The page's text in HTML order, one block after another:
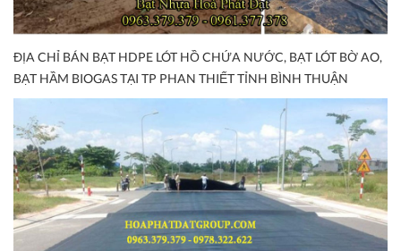
ĐỊA CHỈ BÁN BẠT HDPE LÓT HỒ CHỨA NƯỚC, BẠT LÓT BỜ AO,
BẠT HẦM BIOGAS TẠI TP PHAN THIẾT TỈNH BÌNH THUẬN